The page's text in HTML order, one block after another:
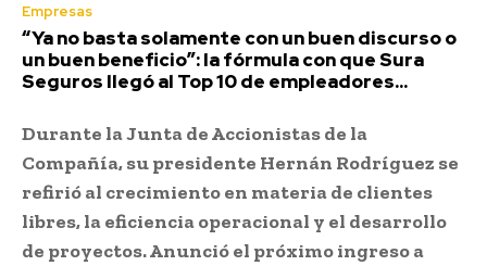
Empresas
“Ya no basta solamente con un buen discurso o
un buen beneficio”: la fórmula con que Sura
Seguros llegó al Top 10 de empleadores...
Durante la Junta de Accionistas de la
Compañía, su presidente Hernán Rodríguez se
refirió al crecimiento en materia de clientes
libres, la eficiencia operacional y el desarrollo
de proyectos. Anunció el próximo ingreso a